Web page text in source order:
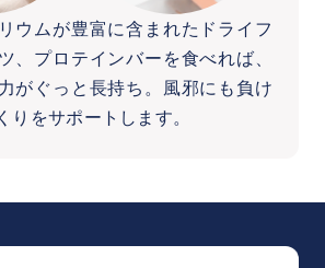
ウムが豊富に含まれたドライフ
、プロテインバーを食べれば、
がぐっと長持ち。風邪にも負け
りをサポートします。